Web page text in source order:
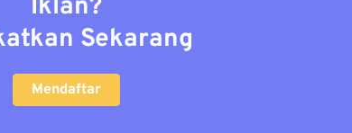
Iklan?
Sekarang
Mendaftar